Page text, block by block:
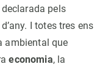
declarada pels
I totes tres ens
ambiental que
economia, la